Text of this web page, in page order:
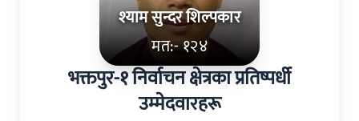
श्याम सुन्दर शिल्पकार
मत:- १२४
भक्तपुर-१ निर्वाचन क्षेत्रका प्रतिष्पर्धी
उम्मेदवारहरू